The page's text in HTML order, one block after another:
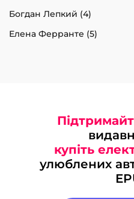
Богдан Лепкий (4)
Елена Ферранте (5)
купіть
улюблених